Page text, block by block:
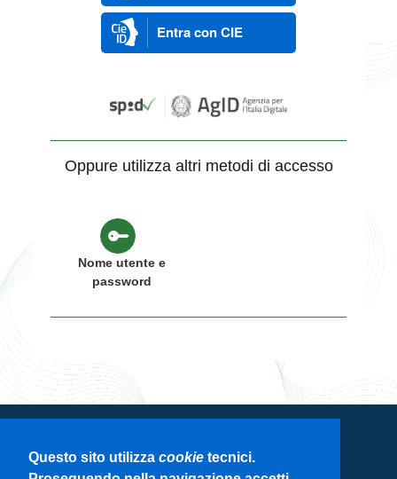
Questo sito utilizza cookie tecnici.
Entra con CIE
Oppure utilizza altri metodi di accesso
Nome utente e
password
Servizio di autenticazione di Regione
Lombardia